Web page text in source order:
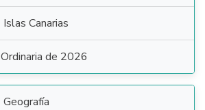
Islas Canarias
Ordinaria de 2026
Geografía